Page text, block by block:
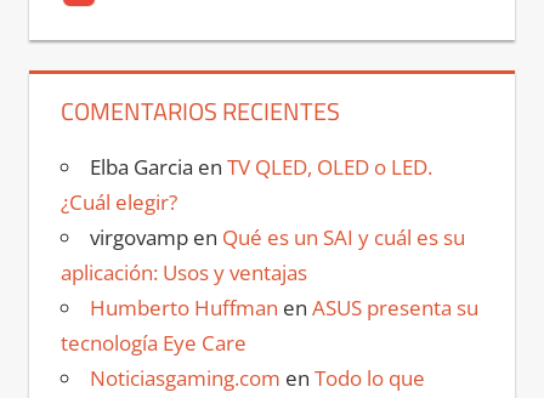
COMENTARIOS RECIENTES
Elba Garcia en TV QLED, OLED o LED.
¿Cuál elegir?
virgovampen Qué es un SAI y cuál es su
aplicación: Usos y ventajas
Humberto Huffman en ASUS presenta su
tecnología Eye Care
Noticiasgaming.com en Todo lo que